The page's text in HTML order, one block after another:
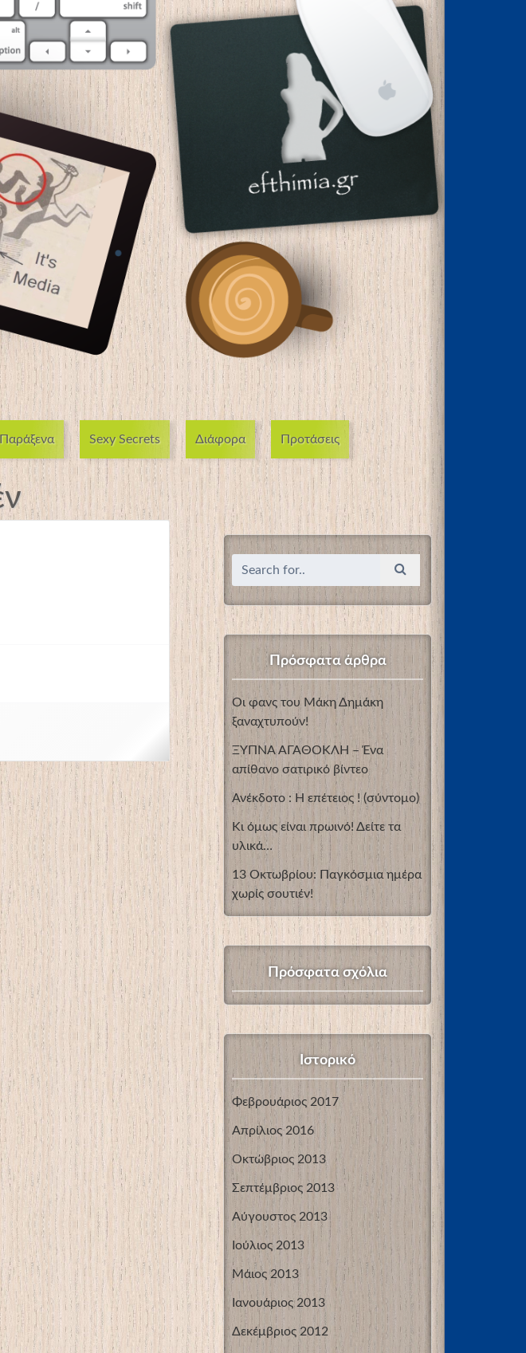
Παράξενα Sexy Secrets Διάφορα Προτάσεις
Πρόσφατα άρθρα
Οι φανς του Μάκη Δημάκη
ξαναχτυπούν!
ΞΥΠΝΑ ΑΓΑΘΟΚΛΗ – Ένα
απίθανο σατιρικό βίντεο
Ανέκδοτο : Η επέτειος ! (σύντομο)
Κι όμως είναι πρωινό! Δείτε τα
υλικά…
13 Οκτωβρίου: Παγκόσμια ημέρα
χωρίς σουτιέν!
Πρόσφατα σχόλια
Ιστορικό
Φεβρουάριος 2017
Απρίλιος 2016
Οκτώβριος 2013
Σεπτέμβριος 2013
Αύγουστος 2013
Ιούλιος 2013
Μάιος 2013
Ιανουάριος 2013
Δεκέμβριος 2012